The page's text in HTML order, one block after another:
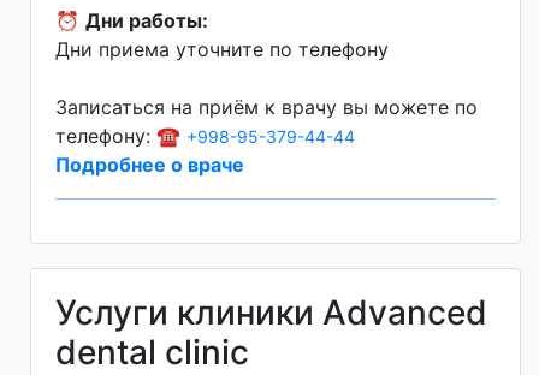
⏰ Дни работы:
Дни приема уточните по телефону
Записаться на приём к врачу вы можете по
телефону: ☎️ +998-95-379-44-44
Подробнее о враче
Услуги клиники Advanced
dental clinic